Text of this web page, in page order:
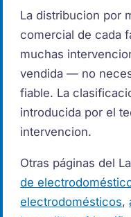
La distribucion por
comercial de cada
muchas
vendida — no
fiable. La
introducida por el
intervencion.
Otras páginas del
de
electrodomésticos,